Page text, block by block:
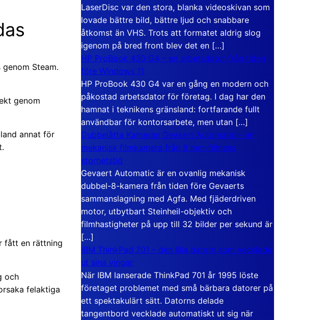
Steam.
genom
annat för
fått en rättning
och
felaktiga
LaserDisc var den stora, blanka videoskivan som
lovade bättre bild, bättre ljud och snabbare
åtkomst än VHS. Trots att formatet aldrig slog
igenom på bred front blev det en […]
HP ProBook 430 G4 – en arbetsdator från tiden
före Windows 11
HP ProBook 430 G4 var en gång en modern och
påkostad arbetsdator för företag. I dag har den
hamnat i teknikens gränsland: fortfarande fullt
användbar för kontorsarbete, men utan […]
Dubbelåtta Kameran Gevaert Automatic – en
mekanisk filmkamera från 8 mm-filmens
storhetstid
Gevaert Automatic är en ovanlig mekanisk
dubbel-8-kamera från tiden före Gevaerts
sammanslagning med Agfa. Med fjäderdriven
motor, utbytbart Steinheil-objektiv och
filmhastigheter på upp till 32 bilder per sekund är
[…]
IBM ThinkPad 701 – den lilla datorn som vecklade
ut sina vingar
När IBM lanserade ThinkPad 701 år 1995 löste
företaget problemet med små bärbara datorer på
ett spektakulärt sätt. Datorns delade
tangentbord vecklade automatiskt ut sig när